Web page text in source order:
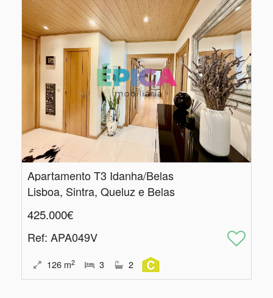
Apartamento T3 Idanha/Belas
Lisboa, Sintra, Queluz e Belas
425.000€
Ref: APA049V
126 m2 3 2